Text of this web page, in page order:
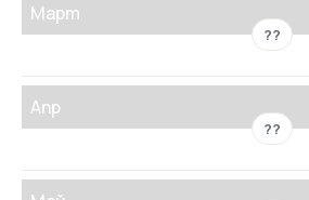
Март
??
Апр
??